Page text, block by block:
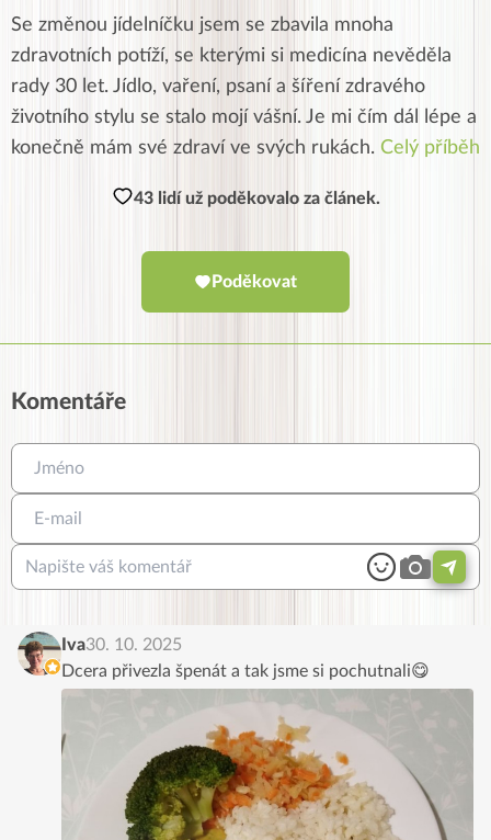
Se změnou jídelníčku jsem se zbavila mnoha
zdravotních potíží, se kterými si medicína nevěděla
rady 30 let. Jídlo, vaření, psaní a šíření zdravého
životního stylu se stalo mojí vášní. Je mi čím dál lépe a
konečně mám své zdraví ve svých rukách. Celý příběh
43 lidí už poděkovalo za článek.
Poděkovat
Komentáře
Iva30. 10. 2025
Dcera přivezla špenát a tak jsme si pochutnali😋